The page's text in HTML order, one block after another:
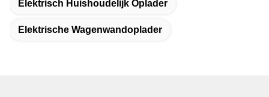
Elektrisch Huishoudelijk Oplader
Elektrische Wagenwandoplader